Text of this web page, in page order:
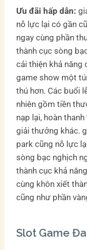
Ưu đãi hấp dẫn:
nỗ lực lại có gần
ngay cùng phần
thành cục sòng
cải thiện khả năng
game show một
thú hơn. Các buổi
nhiên gồm tiền
nạp lại, hoàn
giải thưởng khác.
park cũng nỗ lực
sòng bạc nghịch
thành cục khả
cùng khôn xiết
cũng như phần
Slot Game